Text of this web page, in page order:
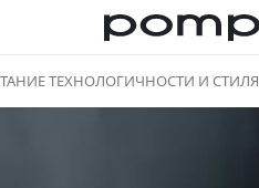
ТЕХНОЛОГИЧНОСТИ И СТИЛЯ